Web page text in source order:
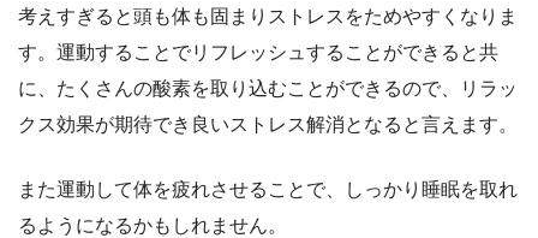
考えすぎると頭も体も固まりストレスをためやすくなりま
す。運動することでリフレッシュすることができると共
に、たくさんの酸素を取り込むことができるので、リラッ
クス効果が期待でき良いストレス解消となると言えます。
また運動して体を疲れさせることで、しっかり睡眠を取れ
るようになるかもしれません。